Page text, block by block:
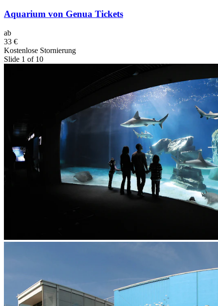
Aquarium von Genua Tickets
ab
33 €
Kostenlose Stornierung
Slide 1 of 10